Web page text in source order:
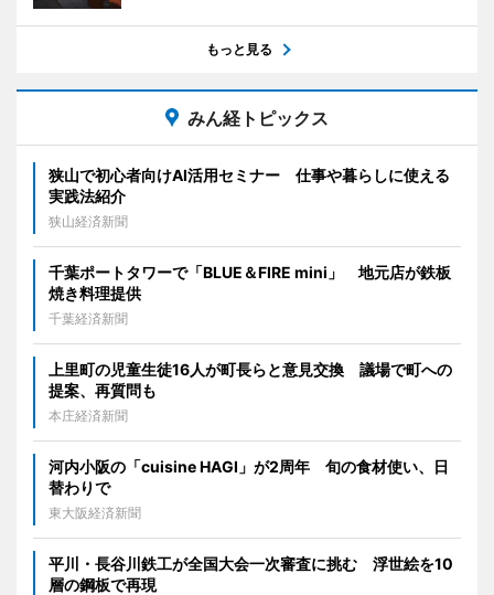
もっと見る
みん経トピックス
狭山で初心者向けAI活用セミナー 仕事や暮らしに使える
実践法紹介
狭山経済新聞
千葉ポートタワーで「BLUE＆FIRE mini」 地元店が鉄板
焼き料理提供
千葉経済新聞
上里町の児童生徒16人が町長らと意見交換 議場で町への
提案、再質問も
本庄経済新聞
河内小阪の「cuisine HAGI」が2周年 旬の食材使い、日
替わりで
東大阪経済新聞
平川・長谷川鉄工が全国大会一次審査に挑む 浮世絵を10
層の鋼板で再現